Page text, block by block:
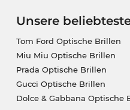
Unsere
Tom Ford Optische Brillen
Miu Miu Optische Brillen
Prada Optische Brillen
Gucci Optische Brillen
Dolce & Gabbana Optische